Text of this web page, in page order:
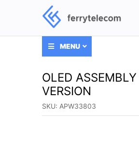
MENU
OLED
VERSION
SKU: APW33803